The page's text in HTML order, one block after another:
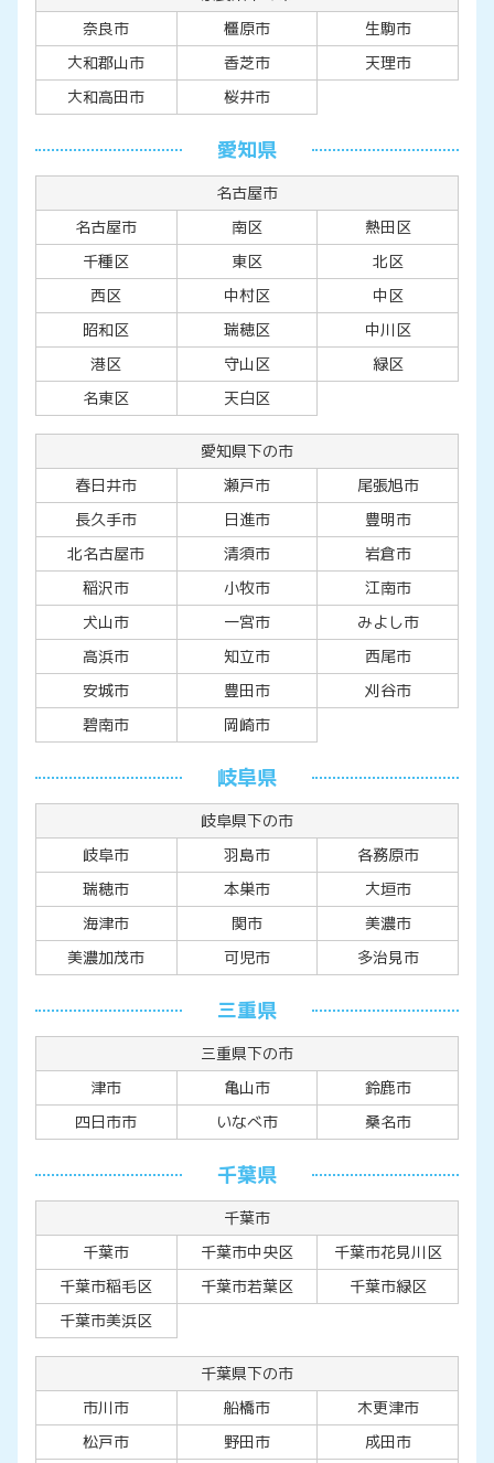
奈良市
橿原市
生駒市
大和郡山市
香芝市
天理市
大和高田市
桜井市
愛知県
名古屋市
名古屋市
南区
熱田区
千種区
東区
北区
西区
中村区
中区
昭和区
瑞穂区
中川区
港区
守山区
緑区
名東区
天白区
愛知県下の市
春日井市
瀬戸市
尾張旭市
長久手市
日進市
豊明市
北名古屋市
清須市
岩倉市
稲沢市
小牧市
江南市
犬山市
一宮市
みよし市
高浜市
知立市
西尾市
安城市
豊田市
刈谷市
碧南市
岡崎市
岐阜県
岐阜県下の市
岐阜市
羽島市
各務原市
瑞穂市
本巣市
大垣市
海津市
関市
美濃市
美濃加茂市
可児市 多治見市
三重県
三重県下の市
津市
亀山市
鈴鹿市
四日市市
いなべ市 桑名市
千葉県
千葉市
千葉市
千葉市中央区
千葉市花見川区
千葉市稲毛区
千葉市若葉区
千葉市緑区
千葉市美浜区
千葉県下の市
市川市
船橋市
木更津市
松戸市
野田市
成田市